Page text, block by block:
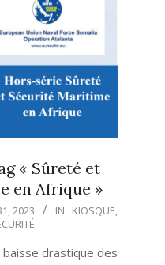
« Sûreté et
en Afrique »
2023 IN: KIOSQUE
baisse drastique des